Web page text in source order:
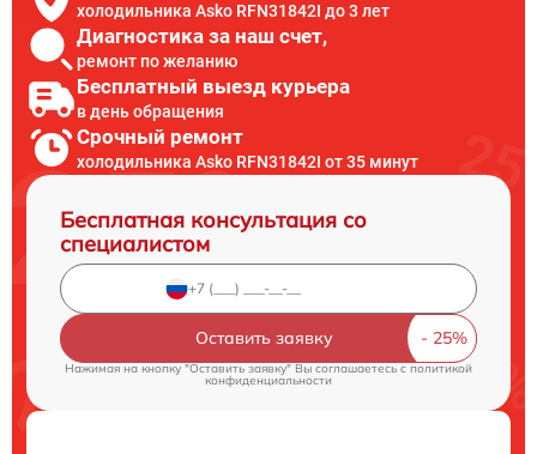
холодильника Asko RFN31842I до 3 лет
Диагностика за наш счет,
ремонт по желанию
Бесплатный выезд курьера
в день обращения
Срочный ремонт
холодильника Asko RFN31842I от 35 минут
Бесплатная консультация со
специалистом
Оставить заявку
Нажимая на кнопку "Оставить заявку" Вы соглашаетесь cполитикой
конфиденциальности